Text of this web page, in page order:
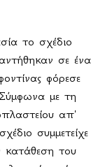
το σχέδιο
σε ένα
φόρεσε
με τη
απ'
συμμετείχε
κατάθεση του